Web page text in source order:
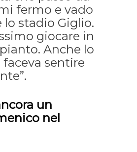
fermo e vado
lo stadio Giglio.
giocare in
Anche lo
sentire
un
nel